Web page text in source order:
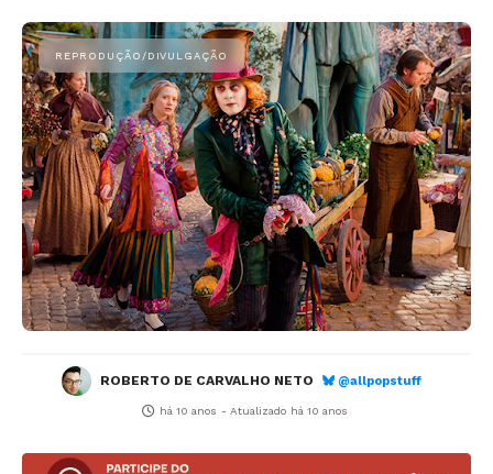
ROBERTO DE CARVALHO NETO @allpopstuff
há 10 anos - Atualizado há 10 anos